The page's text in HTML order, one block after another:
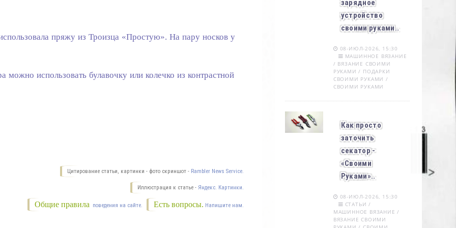
пряжу из Троизца «Простую». На пару носков у
использовать булавочку или колечко из контрастной
Цитирование статьи, картинки - фото скриншот - Rambler News Service.
Иллюстрация к статье - Яндекс. Картинки.
Есть вопросы. Напишите нам.
Общие правила поведения на сайте.
зарядное
устройство
своими руками..
08-ИЮЛ-2026, 15:30
МАШИННОЕ ВЯЗАНИЕ
/ ВЯЗАНИЕ СВОИМИ
РУКАМИ / ПОДАРКИ
СВОИМИ РУКАМИ /
СВОИМИ РУКАМИ
Как просто
заточить
секатор -
«Своими
Руками»..
08-ИЮЛ-2026, 15:30
СТАТЬИ /
МАШИННОЕ ВЯЗАНИЕ /
ВЯЗАНИЕ СВОИМИ